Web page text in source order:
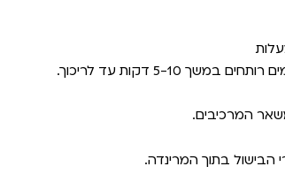
5-10 דקות עד לריכוך.
המרכיבים.
הבישול בתוך המרינדה.